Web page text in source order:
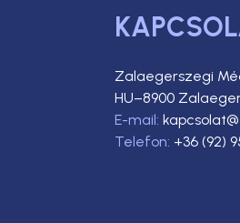
Zalaegerszegi
HU–8900
E-mail:
Telefon: +36 (92)